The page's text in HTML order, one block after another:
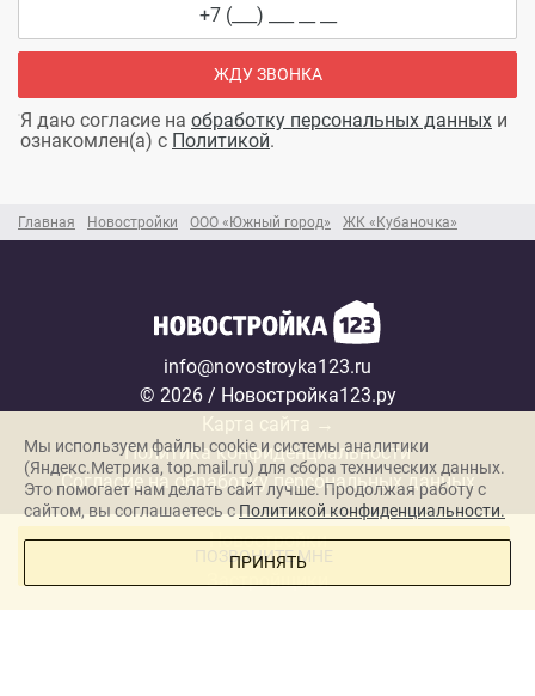
Главная Новостройки ООО «Южный город» ЖК «Кубаночка»
ЖДУ ЗВОНКА
Я даю согласие на обработку персональных данных и
ознакомлен(а) с Политикой.
info@novostroyka123.ru
© 2026 / Новостройка123.ру
Карта сайта →
Политика конфиденциальности
Согласие на обработку персональных данных
Новостройки
Застройщики
ПОЗВОНИТЕ МНЕ
Мы используем файлы cookie и системы аналитики
(Яндекс.Метрика, top.mail.ru) для сбора технических данных.
Это помогает нам делать сайт лучше. Продолжая работу с
сайтом, вы соглашаетесь с Политикой конфиденциальности.
ПРИНЯТЬ